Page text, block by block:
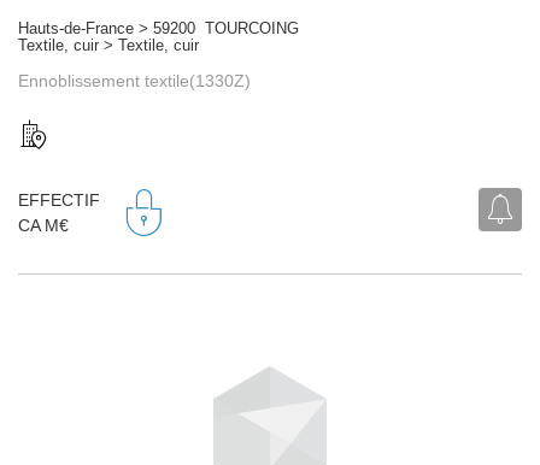
Hauts-de-France > 59200 TOURCOING
Textile, cuir > Textile, cuir
Ennoblissement textile(1330Z)
EFFECTIF
CA M€